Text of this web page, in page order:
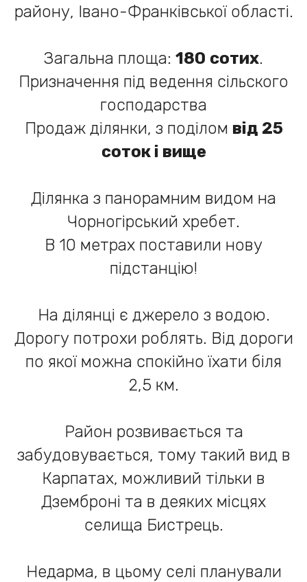
району, Івано-Франківської області.
Загальна площа: 180 сотих.
Призначення під ведення сільского
господарства
Продаж ділянки, з поділом від 25
соток і вище
Ділянка з панорамним видом на
Чорногірський хребет.
В 10 метрах поставили нову
підстанцію!
На ділянці є джерело з водою.
Дорогу потрохи роблять. Від дороги
по якої можна спокійно їхати біля
2,5 км.
Район розвивається та
забудовувається, тому такий вид в
Карпатах, можливий тільки в
Дземброні та в деяких місцях
селища Бистрець.
Недарма, в цьому селі планували